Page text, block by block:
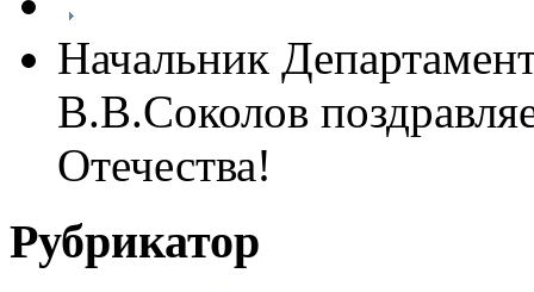
Начальник
В.В.Соколов
Отечества!
Рубрикатор